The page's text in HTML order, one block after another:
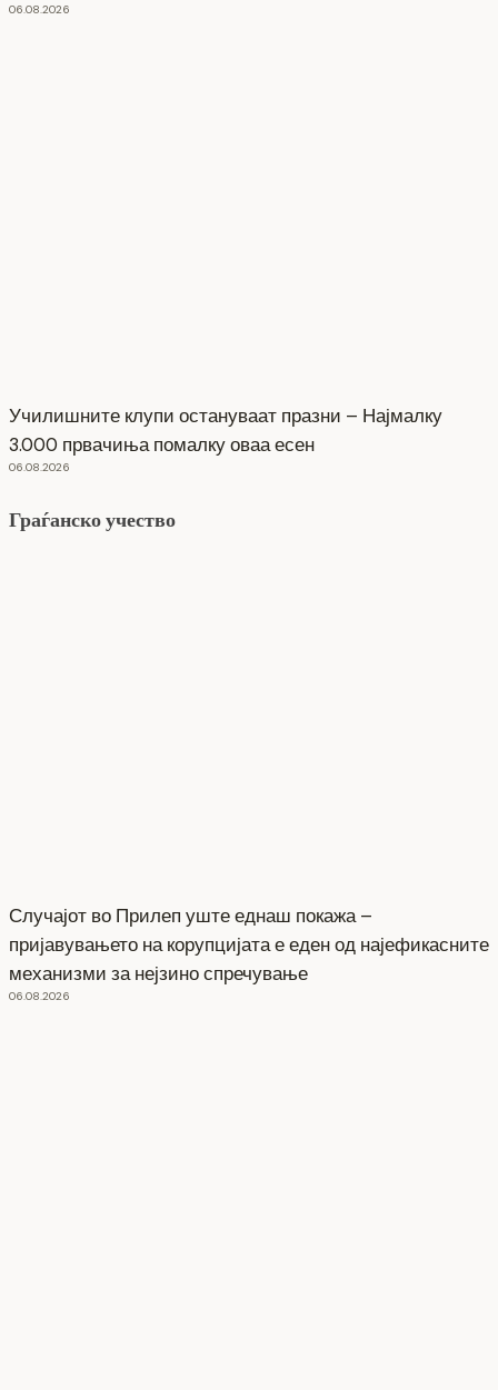
06.08.2026
Училишните клупи остануваат празни – Најмалку
3.000 првачиња помалку оваа есен
06.08.2026
Граѓанско учество
Случајот во Прилеп уште еднаш покажа –
пријавувањето на корупцијата е еден од најефикасните
механизми за нејзино спречување
06.08.2026